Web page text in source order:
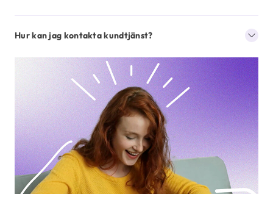
Hur kan jag kontakta kundtjänst?